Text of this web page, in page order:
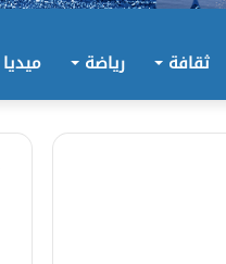
ثقافة رياضة ميديا